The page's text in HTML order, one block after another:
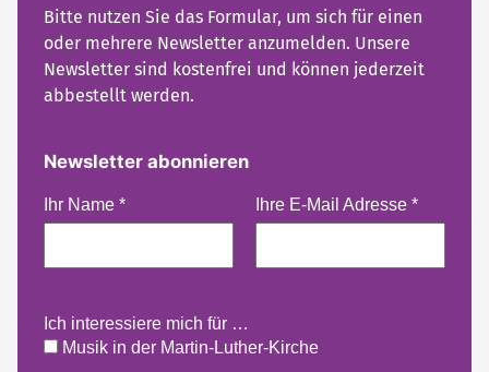
Bitte nutzen Sie das Formular, um sich für einen
oder mehrere Newsletter anzumelden. Unsere
Newsletter sind kostenfrei und können jederzeit
abbestellt werden.
Newsletter abonnieren
Ihr Name * Ihre E-Mail Adresse *
Ich interessiere mich für …
Musik in der Martin-Luther-Kirche